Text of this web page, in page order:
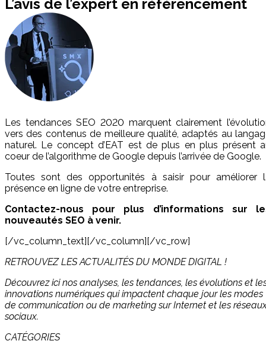
L’avis de l’expert en référencement
Les tendances SEO 2020 marquent clairement
vers des contenus de meilleure qualité, adaptés au
naturel. Le concept d’EAT est de plus en plus présent
coeur de l’algorithme de Google depuis l’arrivée de Google.
Toutes sont des opportunités à saisir pour améliorer
présence en ligne de votre entreprise.
Contactez-nous pour plus d’informations sur
nouveautés SEO à venir.
[/vc_column_text][/vc_column][/vc_row]
RETROUVEZ LES ACTUALITÉS DU MONDE DIGITAL !
Découvrez ici nos analyses, les tendances, les évolutions et
innovations numériques qui impactent chaque jour les modes
de communication ou de marketing sur Internet et les
sociaux.
CATÉGORIES